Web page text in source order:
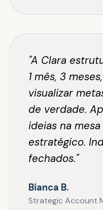
"A Clara
1 mês, 3
visualizar
de verdade.
ideias na
estratégico.
fechados."
Bianca B.
Strategic Account